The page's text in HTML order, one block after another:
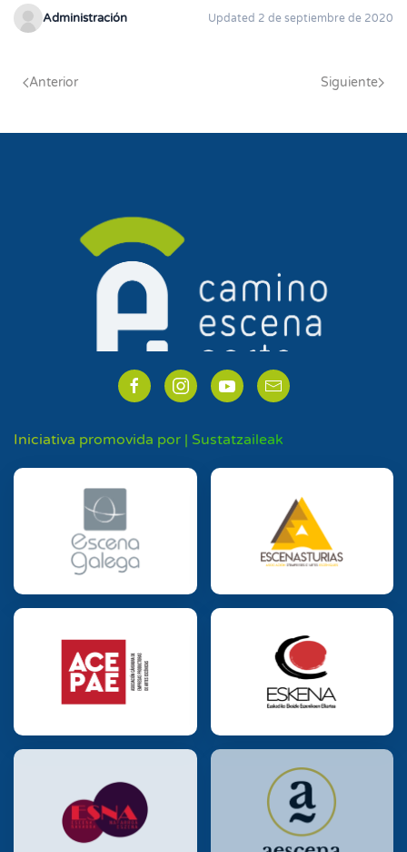
Administración Updated 2 de septiembre de 2020
Anterior Siguiente
Iniciativa promovida por | Sustatzaileak